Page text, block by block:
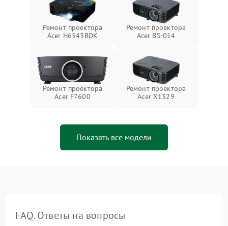
Ремонт проектора
Acer H6543BDK
Ремонт проектора
Acer BS-014
Ремонт проектора
Acer F7600
Ремонт проектора
Acer X1329
Показать все модели
FAQ. Ответы на вопросы